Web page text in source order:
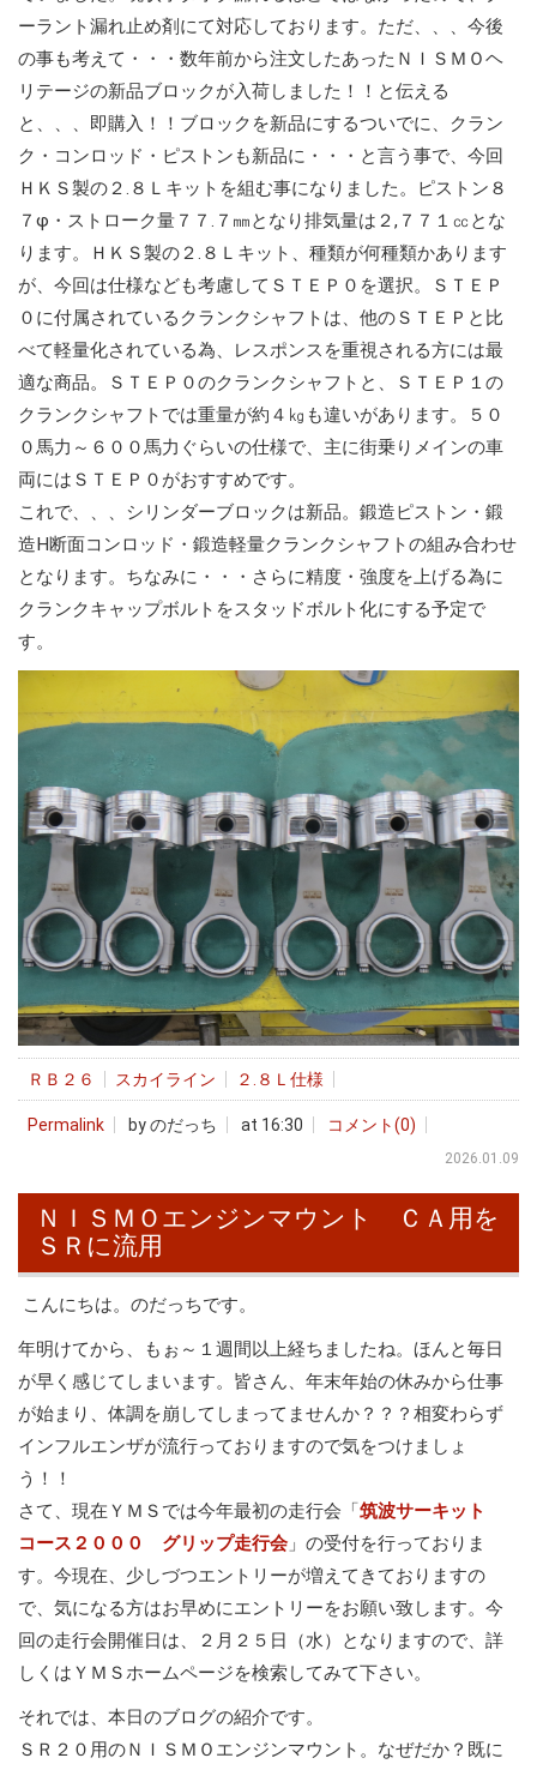
ーラント漏れ止め剤にて対応しております。ただ、、、今後
の事も考えて・・・数年前から注文したあったＮＩＳＭＯヘ
リテージの新品ブロックが入荷しました！！と伝える
と、、、即購入！！ブロックを新品にするついでに、クラン
ク・コンロッド・ピストンも新品に・・・と言う事で、今回
ＨＫＳ製の２.８Ｌキットを組む事になりました。ピストン８
７φ・ストローク量７７.７㎜となり排気量は２,７７１㏄とな
ります。ＨＫＳ製の２.８Ｌキット、種類が何種類かあります
が、今回は仕様なども考慮してＳＴＥＰ０を選択。ＳＴＥＰ
０に付属されているクランクシャフトは、他のＳＴＥＰと比
べて軽量化されている為、レスポンスを重視される方には最
適な商品。ＳＴＥＰ０のクランクシャフトと、ＳＴＥＰ１の
クランクシャフトでは重量が約４㎏も違いがあります。５０
０馬力～６００馬力ぐらいの仕様で、主に街乗りメインの車
両にはＳＴＥＰ０がおすすめです。
これで、、、シリンダーブロックは新品。鍛造ピストン・鍛
造H断面コンロッド・鍛造軽量クランクシャフトの組み合わせ
となります。ちなみに・・・さらに精度・強度を上げる為に
クランクキャップボルトをスタッドボルト化にする予定で
す。
ＲＢ２６ スカイライン ２.８Ｌ仕様
Permalink by のだっち at 16:30 コメント(0)
2026.01.09
ＮＩＳＭＯエンジンマウント ＣＡ用を
ＳＲに流用
こんにちは。のだっちです。
年明けてから、もぉ～１週間以上経ちましたね。ほんと毎日
が早く感じてしまいます。皆さん、年末年始の休みから仕事
が始まり、体調を崩してしまってませんか？？？相変わらず
インフルエンザが流行っておりますので気をつけましょ
う！！
さて、現在ＹＭＳでは今年最初の走行会「筑波サーキット
コース２０００ グリップ走行会 」の受付を行っておりま
す。今現在、少しづつエントリーが増えてきておりますの
で、気になる方はお早めにエントリーをお願い致します。今
回の走行会開催日は、２月２５日（水）となりますので、詳
しくはＹＭＳホームページを検索してみて下さい。
それでは、本日のブログの紹介です。
ＳＲ２０用のＮＩＳＭＯエンジンマウント。なぜだか？既に